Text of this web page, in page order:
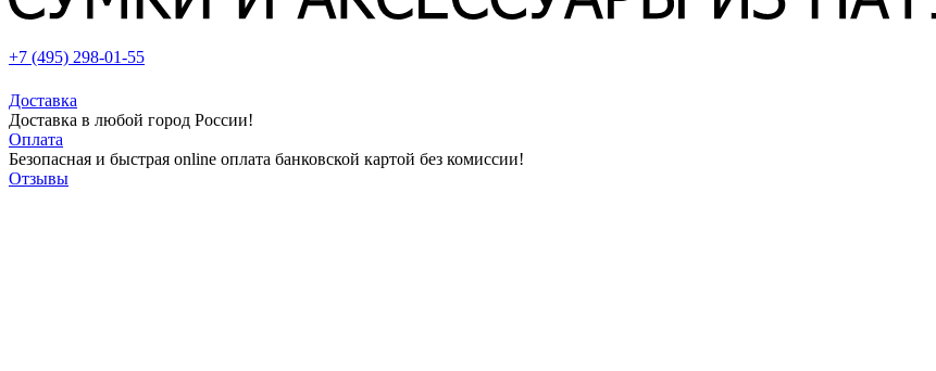
+7 (495) 298-01-55
Доставка
Доставка в любой город России!
Оплата
Безопасная и быстрая online оплата банковской картой без комиссии!
Отзывы